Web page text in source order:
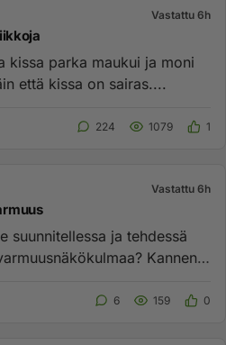
Vastattu 6h
kissa parka maukui ja moni
että kissa on sairas....
224 1079 1
Vastattu 6h
suunnitellessa ja tehdessä
Kannen
6 159 0